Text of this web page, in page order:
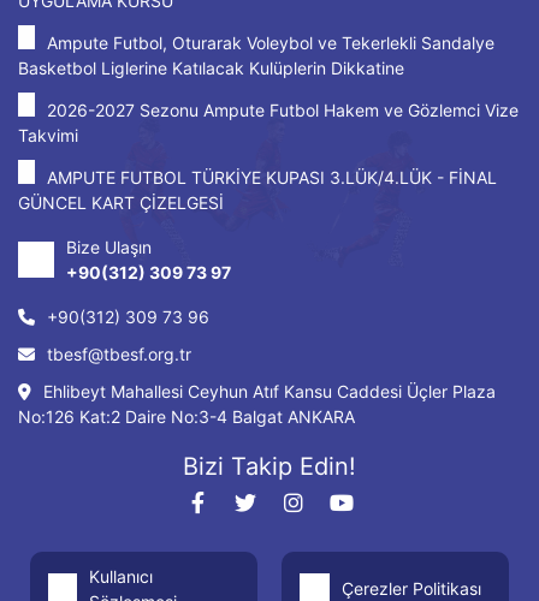
Ampute Futbol, Oturarak Voleybol ve Tekerlekli Sandalye
Basketbol Liglerine Katılacak Kulüplerin Dikkatine
2026-2027 Sezonu Ampute Futbol Hakem ve Gözlemci Vize
Takvimi
AMPUTE FUTBOL TÜRKİYE KUPASI 3.LÜK/4.LÜK - FİNAL
GÜNCEL KART ÇİZELGESİ
Bize Ulaşın
+90(312) 309 73 97
+90(312) 309 73 96
tbesf@tbesf.org.tr
Ehlibeyt Mahallesi Ceyhun Atıf Kansu Caddesi Üçler Plaza
No:126 Kat:2 Daire No:3-4 Balgat ANKARA
Bizi Takip Edin!
Kullanıcı
Çerezler Politikası